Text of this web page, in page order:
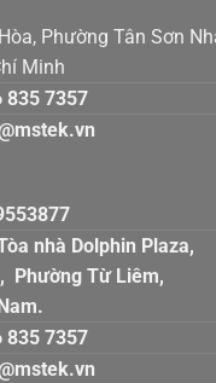
Hòa, Phường
Minh
835 7357
Tòa nhà
Phường Từ
835 7357